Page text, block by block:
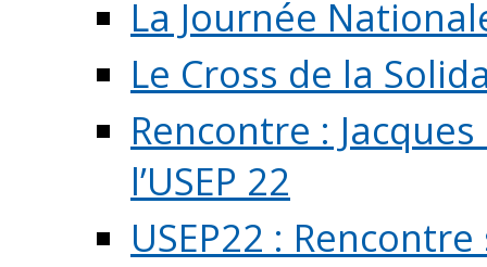
La Journée
Le Cross de la
Rencontre :
l’USEP 22
USEP22 :